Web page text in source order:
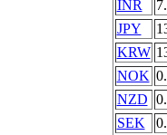
INR
JPY
KRW
NOK
NZD
SEK